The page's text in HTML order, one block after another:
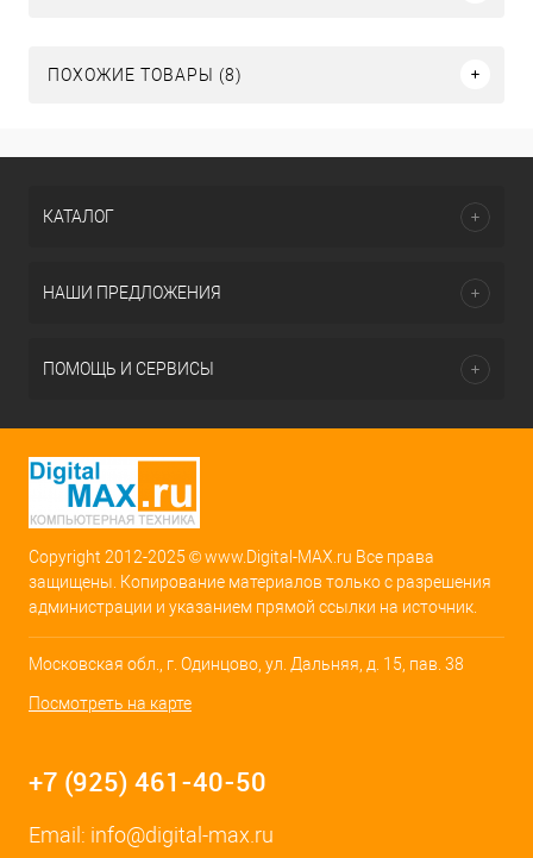
ПОХОЖИЕ ТОВАРЫ (8)
КАТАЛОГ
НАШИ ПРЕДЛОЖЕНИЯ
ПОМОЩЬ И СЕРВИСЫ
Copyright 2012-2025 © www.Digital-MAX.ru Все права
защищены. Копирование материалов только с разрешения
администрации и указанием прямой ссылки на источник.
Московская обл., г. Одинцово, ул. Дальняя, д. 15, пав. 38
Посмотреть на карте
+7 (925) 461-40-50
Email: info@digital-max.ru